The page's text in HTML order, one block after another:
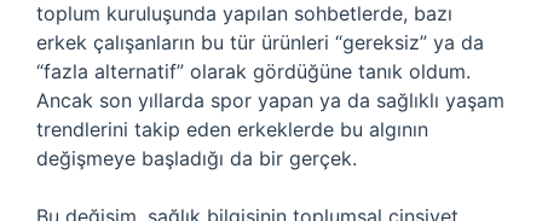
toplum kuruluşunda yapılan sohbetlerde, bazı
erkek çalışanların bu tür ürünleri “gereksiz” ya da
“fazla alternatif” olarak gördüğüne tanık oldum.
Ancak son yıllarda spor yapan ya da sağlıklı yaşam
trendlerini takip eden erkeklerde bu algının
değişmeye başladığı da bir gerçek.
Bu değişim, sağlık bilgisinin toplumsal cinsiyet